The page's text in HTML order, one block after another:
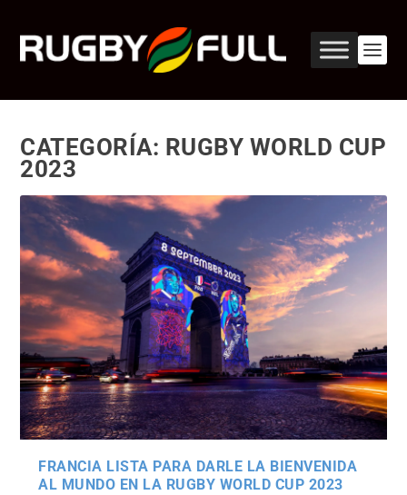
CATEGORÍA: RUGBY WORLD CUP
2023
FRANCIA LISTA PARA DARLE LA BIENVENIDA
AL MUNDO EN LA RUGBY WORLD CUP 2023